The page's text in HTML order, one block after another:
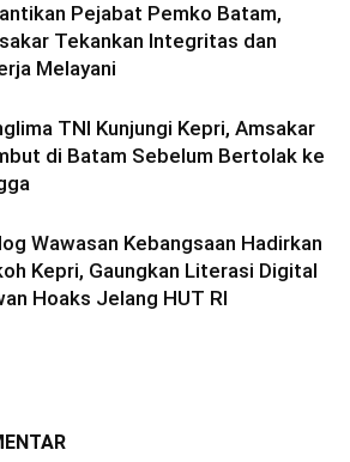
Pejabat Pemko Batam,
Tekankan Integritas dan
Melayani
TNI Kunjungi Kepri, Amsakar
di Batam Sebelum Bertolak ke
Wawasan Kebangsaan Hadirkan
Kepri, Gaungkan Literasi Digital
Hoaks Jelang HUT RI